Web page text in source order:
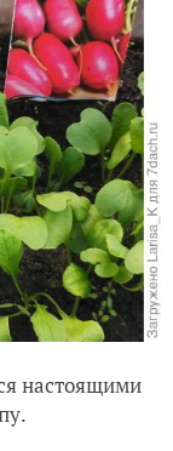
настоящими